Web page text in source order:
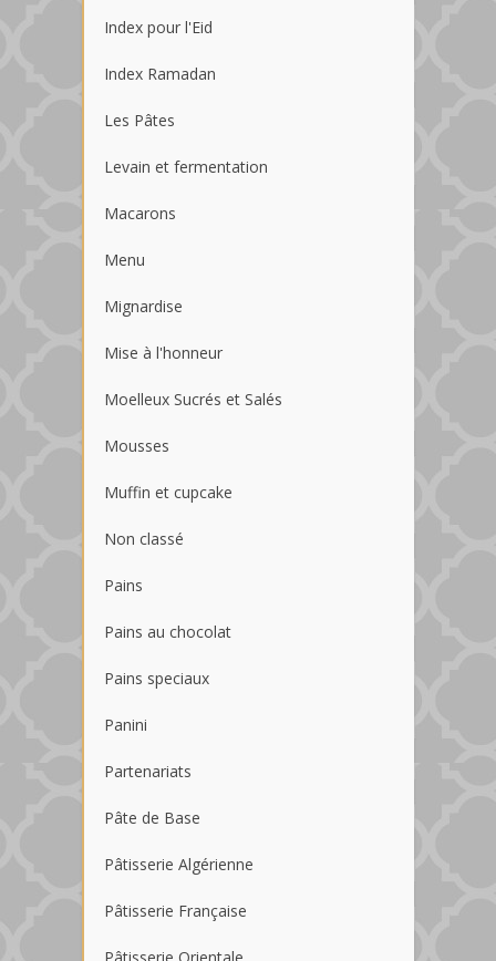
Index pour l'Eid
Index Ramadan
Les Pâtes
Levain et fermentation
Macarons
Menu
Mignardise
Mise à l'honneur
Moelleux Sucrés et Salés
Mousses
Muffin et cupcake
Non classé
Pains
Pains au chocolat
Pains speciaux
Panini
Partenariats
Pâte de Base
Pâtisserie Algérienne
Pâtisserie Française
Pâtisserie Orientale